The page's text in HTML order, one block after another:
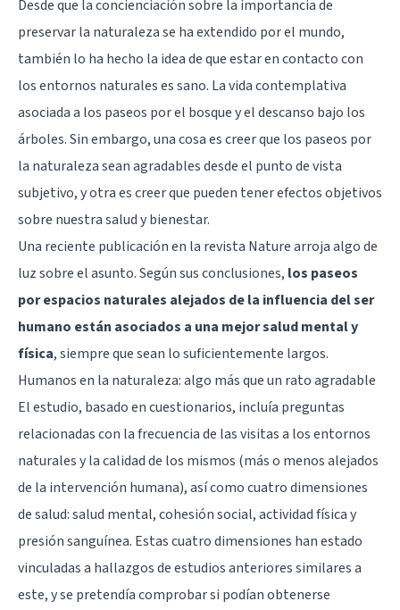
Desde que la concienciación sobre la importancia de
preservar la naturaleza se ha extendido por el mundo,
también lo ha hecho la idea de que estar en contacto con
los entornos naturales es sano. La vida contemplativa
asociada a los paseos por el bosque y el descanso bajo los
árboles. Sin embargo, una cosa es creer que los paseos por
la naturaleza sean agradables desde el punto de vista
subjetivo, y otra es creer que pueden tener efectos objetivos
sobre nuestra salud y bienestar.
Una reciente publicación en la revista Naturearroja algo de
luz sobre el asunto. Según sus conclusiones, los paseos
por espacios naturales alejados de la influencia del ser
humano están asociados a una mejor salud mental y
física, siempre que sean lo suficientemente largos.
Humanos en la naturaleza: algo más que un rato agradable
El estudio, basado en cuestionarios, incluía preguntas
relacionadas con la frecuencia de las visitas a los entornos
naturales y la calidad de los mismos (más o menos alejados
de la intervención humana), así como cuatro dimensiones
de salud: salud mental, cohesión social, actividad física y
presión sanguínea. Estas cuatro dimensiones han estado
vinculadas a hallazgos de estudios anteriores similares a
este, y se pretendía comprobar si podían obtenerse